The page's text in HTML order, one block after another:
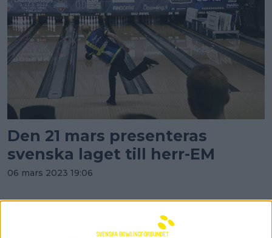
Den 21 mars presenteras
svenska laget till herr-EM
06 mars 2023 19:06